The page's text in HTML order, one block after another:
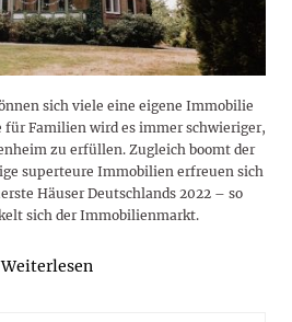
sich viele eine eigene Immobilie
für Familien wird es immer schwieriger,
zu erfüllen. Zugleich boomt der
superteure Immobilien erfreuen sich
Häuser Deutschlands 2022 – so
sich der Immobilienmarkt.
Weiterlesen